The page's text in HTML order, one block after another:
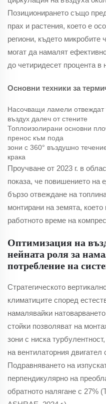
Позиционирането също
прах и растения, което е
региони, където микробите
могат да намалят
до четиридесет процента в
Основни техники за
Насочващи ламели отвеждат
въздух далеч от стените
Топлоизолирани основни
пренос към пода
зони с 360° въздушно
крака
Проучване от 2023 г. в
показа, че повишението на
бързо отвеждане на
монтирани на земята,
работното време на
Оптимизация на
нейната роля за
потребление на
Стратегическото
климатиците според
намалявайки
стойки позволяват на
зони с ниска
на вентилаторния
Подравняването на
перпендикулярно на
обратното налягане с 27%